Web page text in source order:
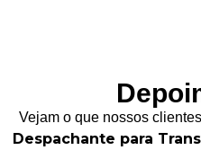
Vejam o que nossos
Despachante para